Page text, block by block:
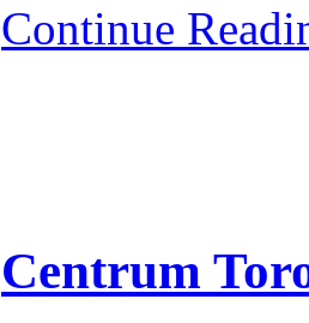
Continue
Centrum